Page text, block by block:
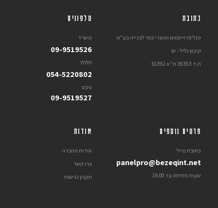
כתובת
פנל פרוייקטים ומוצרי גמר לבנייה בע"מ
קיבוץ גליל - ים
ת.ד 39353 ת''א 61392
טלפונים
משרד
09-9519526
סלולר
054-5220802
פקס
09-9519527
פרטים נוספים
כתובת מייל
panelpro@bezeqint.net
שעות פתיחה עד 16:00
אודות
אודות החברה
צרו קשר
תקנון נגישות